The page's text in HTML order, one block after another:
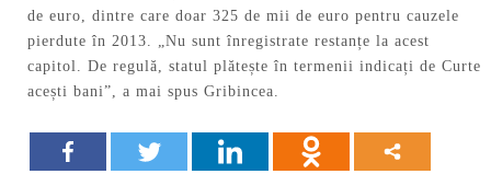
de euro, dintre care doar 325 de mii de euro pentru cauzele
pierdute în 2013. „Nu sunt înregistrate restanțe la acest
capitol. De regulă, statul plătește în termenii indicați de Curte
acești bani”, a mai spus Gribincea.